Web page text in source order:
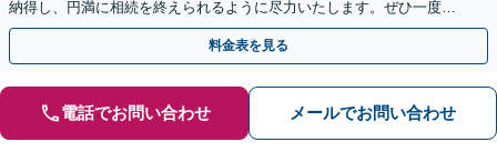
納得し、円満に相続を終えられるように尽力いたします。ぜひ一度弁
護士にご相談ください。
料金表を見る
電話でお問い合わせ メールでお問い合わせ